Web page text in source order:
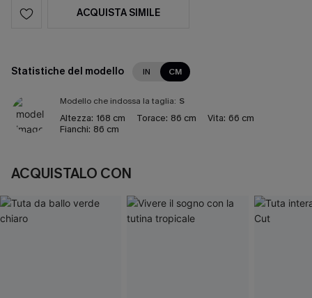
ACQUISTA SIMILE
Statistiche del modello IN CM
Modello che indossa la taglia: S
Altezza: 168 cm Torace: 86 cm Vita: 66 cm
Fianchi: 86 cm
ACQUISTALO CON